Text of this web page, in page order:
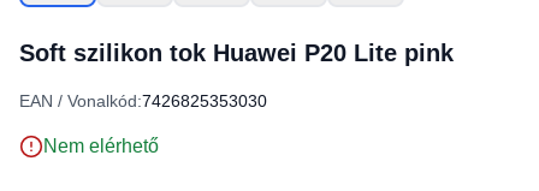
Soft szilikon tok Huawei P20 Lite pink
EAN / Vonalkód:7426825353030
Nem elérhető